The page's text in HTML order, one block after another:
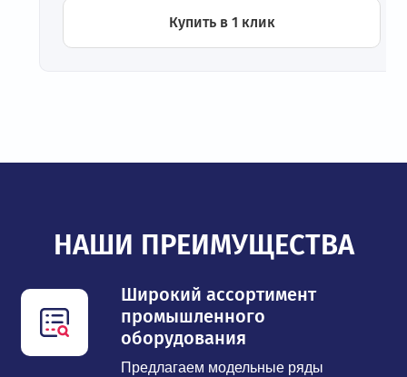
Купить в 1 клик
НАШИ ПРЕИМУЩЕСТВА
Широкий ассортимент
промышленного
оборудования
Предлагаем модельные ряды